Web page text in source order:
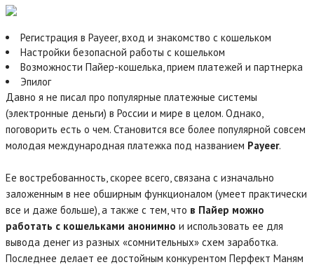
Регистрация в Payeer, вход и знакомство с кошельком
Настройки безопасной работы с кошельком
Возможности Пайер-кошелька, прием платежей и партнерка
Эпилог
Давно я не писал про популярные платежные системы
(электронные деньги) в России и мире в целом. Однако,
поговорить есть о чем. Становится все более популярной совсем
молодая международная платежка под названием Payeer.
Ее востребованность, скорее всего, связана с изначально
заложенным в нее обширным функционалом (умеет практически
все и даже больше), а также с тем, что в Пайер можно
работать с кошельками анонимно и использовать ее для
вывода денег из разных «сомнительных» схем заработка.
Последнее делает ее достойным конкурентом Перфект Маням